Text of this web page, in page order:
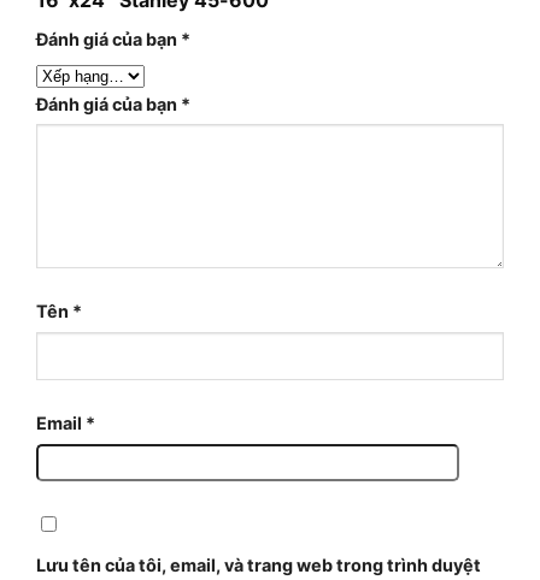
Đánh giá của bạn *
Đánh giá của bạn *
Tên *
Email *
Lưu tên của tôi, email, và trang web trong trình duyệt